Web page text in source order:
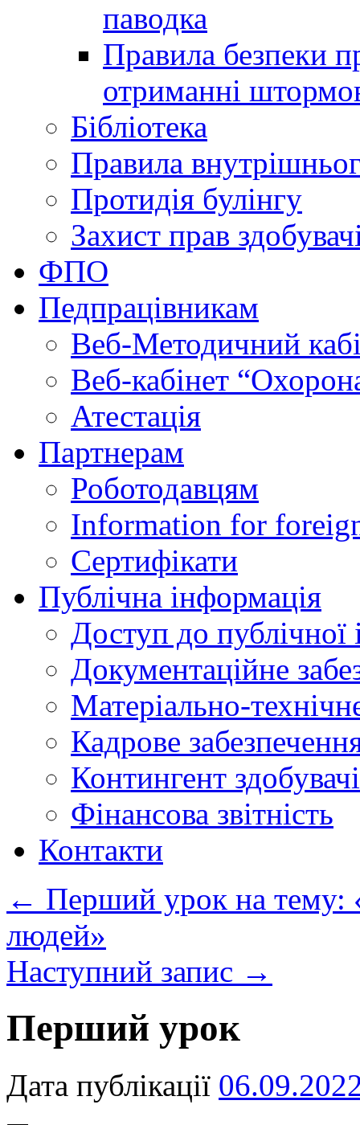
паводка
Правила безпеки
отриманні
Бібліотека
Правила
Протидія булінгу
Захист прав
ФПО
Педпрацівникам
Веб-Методичний
Веб-кабінет
Атестація
Партнерам
Роботодавцям
Information for
Сертифікати
Публічна інформація
Доступ до публічної
Документаційне
Матеріально-
Кадрове
Контингент
Фінансова звітність
Контакти
← Перший урок на тему:
людей»
Наступний запис →
Перший урок
Дата публікації